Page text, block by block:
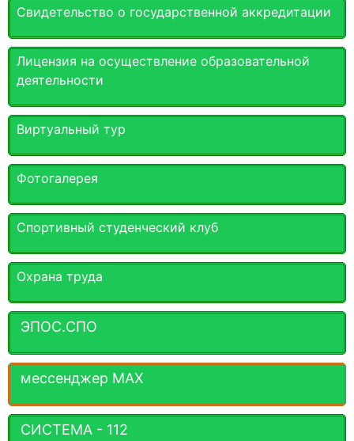
Свидетельство о государственной аккредитации
Лицензия на осуществление образовательной
деятельности
Виртуальный тур
Фотогалерея
Спортивный студенческий клуб
Охрана труда
ЭПОС.СПО
мессенджер MАХ
СИСТЕМА - 112